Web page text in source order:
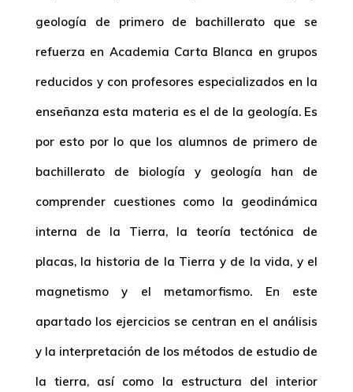
geología de primero de bachillerato que se
refuerza en Academia Carta Blanca en grupos
reducidos y con profesores especializados en la
enseñanza esta materia es el de la geología. Es
por esto por lo que los alumnos de primero de
bachillerato de biología y geología han de
comprender cuestiones como la geodinámica
interna de la Tierra, la teoría tectónica de
placas, la historia de la Tierra y de la vida, y el
magnetismo y el metamorfismo. En este
apartado los ejercicios se centran en el análisis
y la interpretación de los métodos de estudio de
la tierra, así como la estructura del interior